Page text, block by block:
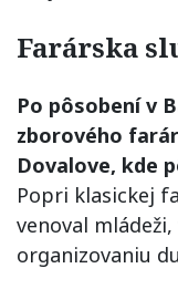
Farárska
Po pôsobení v
zborového
Dovalove, kde
Popri klasickej
venoval
organizovaniu